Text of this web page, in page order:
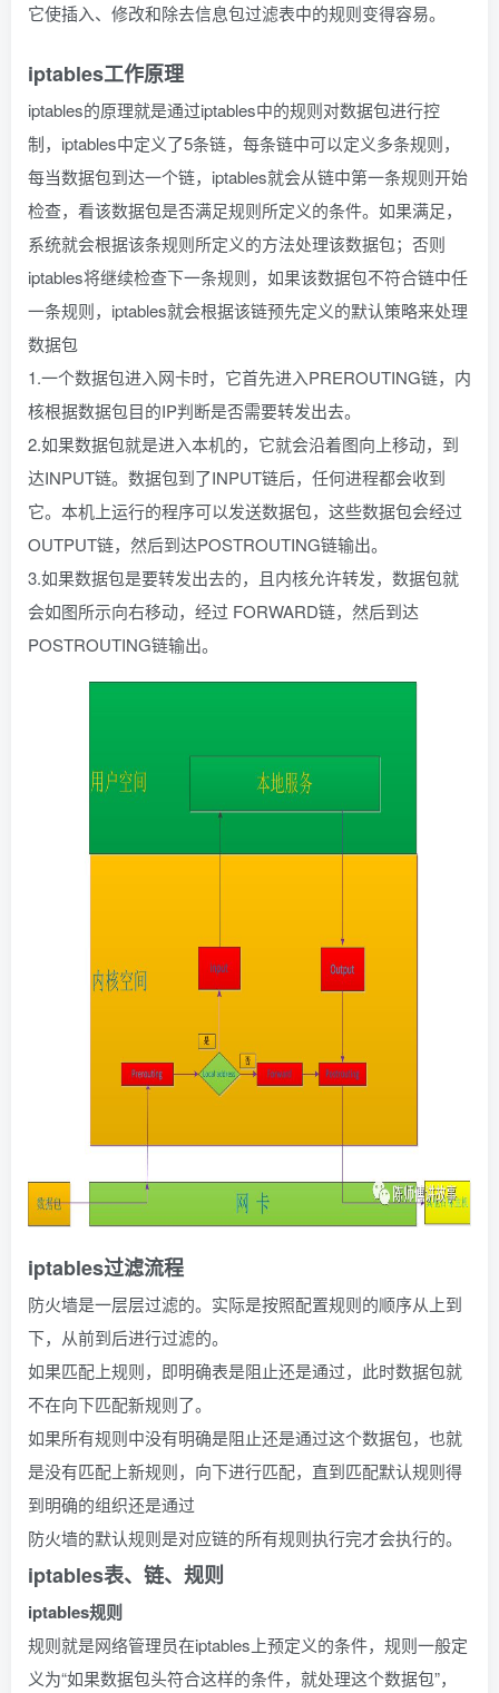
它使插入、修改和除去信息包过滤表中的规则变得容易。
iptables工作原理
iptables的原理就是通过iptables中的规则对数据包进行控
制，iptables中定义了5条链，每条链中可以定义多条规则，
每当数据包到达一个链，iptables就会从链中第一条规则开始
检查，看该数据包是否满足规则所定义的条件。如果满足，
系统就会根据该条规则所定义的方法处理该数据包；否则
iptables将继续检查下一条规则，如果该数据包不符合链中任
一条规则，iptables就会根据该链预先定义的默认策略来处理
数据包
1.一个数据包进入网卡时，它首先进入PREROUTING链，内
核根据数据包目的IP判断是否需要转发出去。
2.如果数据包就是进入本机的，它就会沿着图向上移动，到
达INPUT链。数据包到了INPUT链后，任何进程都会收到
它。本机上运行的程序可以发送数据包，这些数据包会经过
OUTPUT链，然后到达POSTROUTING链输出。
3.如果数据包是要转发出去的，且内核允许转发，数据包就
会如图所示向右移动，经过 FORWARD链，然后到达
POSTROUTING链输出。
iptables过滤流程
防火墙是一层层过滤的。实际是按照配置规则的顺序从上到
下，从前到后进行过滤的。
如果匹配上规则，即明确表是阻止还是通过，此时数据包就
不在向下匹配新规则了。
如果所有规则中没有明确是阻止还是通过这个数据包，也就
是没有匹配上新规则，向下进行匹配，直到匹配默认规则得
到明确的组织还是通过
防火墙的默认规则是对应链的所有规则执行完才会执行的。
iptables表、链、规则
iptables规则
规则就是网络管理员在iptables上预定义的条件，规则一般定
义为“如果数据包头符合这样的条件，就处理这个数据包”，